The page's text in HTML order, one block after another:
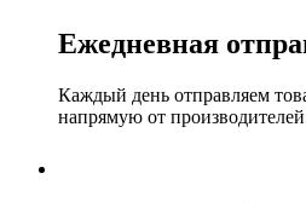
Ежедневная
Каждый день отправляем
напрямую от